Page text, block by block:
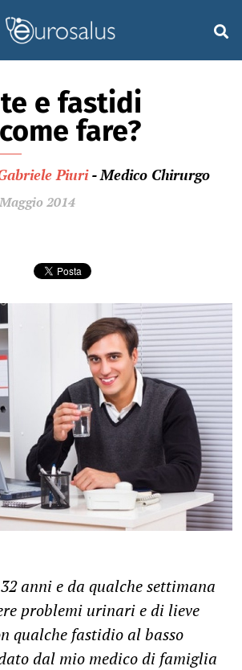
e fastidi
fare?
Piuri - Medico Chirurgo
2014
anni e da qualche settimana
problemi urinari e di lieve
qualche fastidio al basso
dal mio medico di famiglia